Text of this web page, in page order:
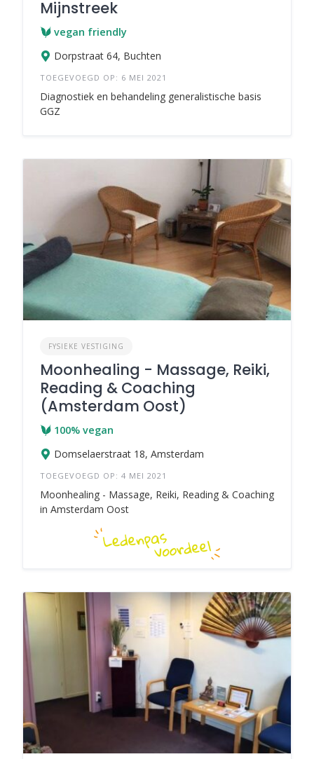
Mijnstreek
vegan friendly
Dorpstraat 64, Buchten
TOEGEVOEGD OP: 6 MEI 2021
Diagnostiek en behandeling generalistische basis
GGZ
FYSIEKE VESTIGING
Moonhealing - Massage, Reiki,
Reading & Coaching
(Amsterdam Oost)
100% vegan
Domselaerstraat 18, Amsterdam
TOEGEVOEGD OP: 4 MEI 2021
Moonhealing - Massage, Reiki, Reading & Coaching
in Amsterdam Oost